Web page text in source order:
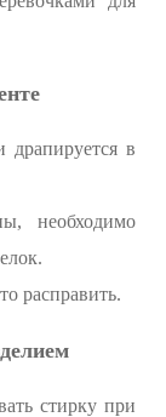
в
необходимо
расправить.
стирку при